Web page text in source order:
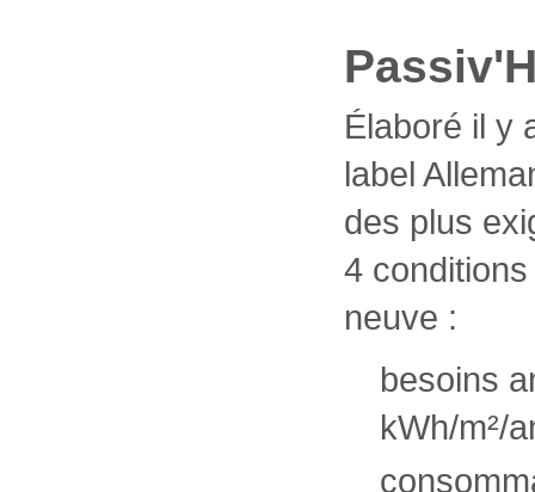
Élaboré il y
label
des plus
4
neuve :
besoins
kWh/m²/